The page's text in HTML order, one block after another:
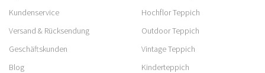
Kundenservice
Versand & Rücksendung
Geschäftskunden
Blog
Hochflor Teppich
Outdoor Teppich
Vintage Teppich
Kinderteppich